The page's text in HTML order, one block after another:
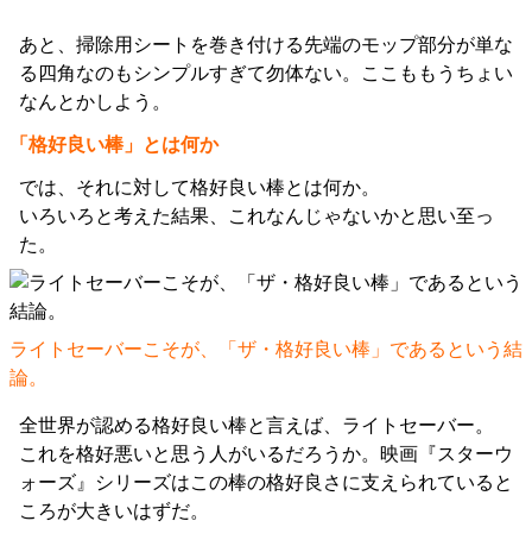
あと、掃除用シートを巻き付ける先端のモップ部分が単な
る四角なのもシンプルすぎて勿体ない。ここももうちょい
なんとかしよう。
「格好良い棒」とは何か
では、それに対して格好良い棒とは何か。
いろいろと考えた結果、これなんじゃないかと思い至っ
た。
ライトセーバーこそが、「ザ・格好良い棒」であるという結
論。
全世界が認める格好良い棒と言えば、ライトセーバー。
これを格好悪いと思う人がいるだろうか。映画『スターウ
ォーズ』シリーズはこの棒の格好良さに支えられていると
ころが大きいはずだ。